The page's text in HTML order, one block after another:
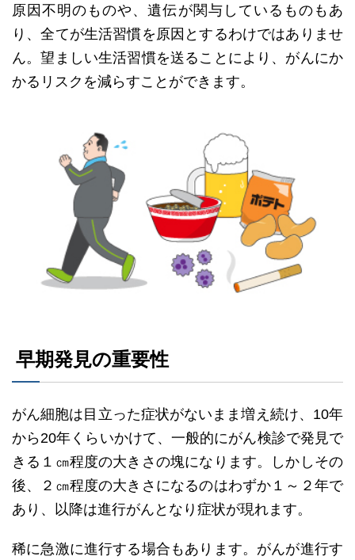
原因不明のものや、遺伝が関与しているものもあ
り、全てが生活習慣を原因とするわけではありませ
ん。望ましい生活習慣を送ることにより、がんにか
かるリスクを減らすことができます。
早期発見の重要性
がん細胞は目立った症状がないまま増え続け、10年
から20年くらいかけて、一般的にがん検診で発見で
きる１㎝程度の大きさの塊になります。しかしその
後、２㎝程度の大きさになるのはわずか１～２年で
あり、以降は進行がんとなり症状が現れます。
稀に急激に進行する場合もあります。がんが進行す